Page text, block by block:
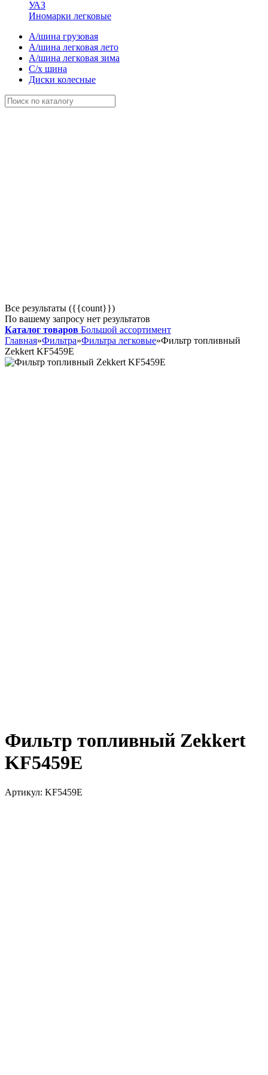
УАЗ
Иномарки легковые
А/шина грузовая
А/шина легковая лето
А/шина легковая зима
С/х шина
Диски колесные
Все результаты ({{count}})
По вашему запросу нет результатов
Каталог товаров Большой ассортимент
Главная»Фильтра»Фильтра легковые»Фильтр топливный
Zekkert KF5459E
Фильтр топливный Zekkert
KF5459E
Артикул: KF5459E